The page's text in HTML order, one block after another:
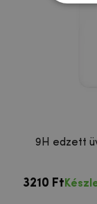
9H edzett
3210 Ft